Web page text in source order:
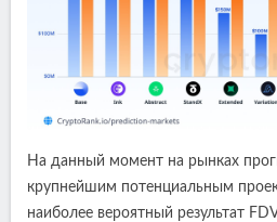
На данный момент на рынках
крупнейшим потенциальным
наиболее вероятный результат